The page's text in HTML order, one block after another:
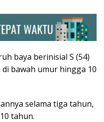
baya berinisial S (54)
bawah umur hingga 10
selama tiga tahun,
tahun.